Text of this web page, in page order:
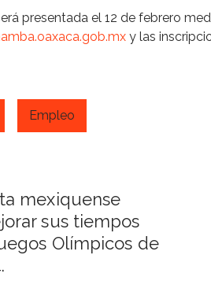
presentada el 12 de febrero
y las
Empleo
mexiquense
sus tiempos
Olímpicos de